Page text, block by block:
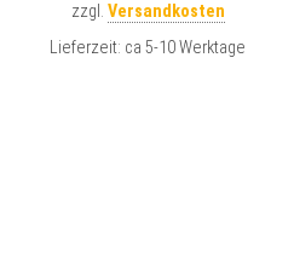
zzgl. Versandkosten
Lieferzeit: ca 5-10 Werktage